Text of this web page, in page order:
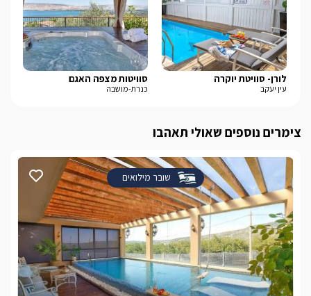
לורן- סוויטת יוקרה
עין יעקב
סוויטות מצפה האגם
כנרת-מושבה
צימרים נוספים שאולי תאהבו
שובר מילואים